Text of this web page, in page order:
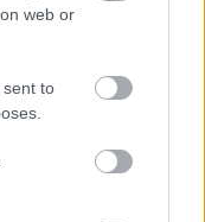
web or
to
B Lubaczów gospodarze
drużyn oraz statystyki
- relacja, wynik na
Łukawiec znajdziesz na